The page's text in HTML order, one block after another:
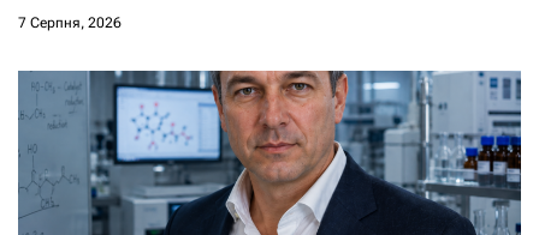
7 Серпня, 2026